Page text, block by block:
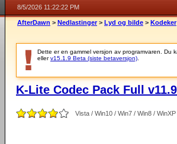
8/5/2026 11:22:22 PM
AfterDawn > Nedlastinger > Lyd og bilde > Kodeker
Dette er en gammel versjon av programvaren. Du
ellerv15.1.9 Beta (siste betaversjon)
K-Lite Codec Pack Full
Vista / Win10 / Win7 / Win8 / WinXP